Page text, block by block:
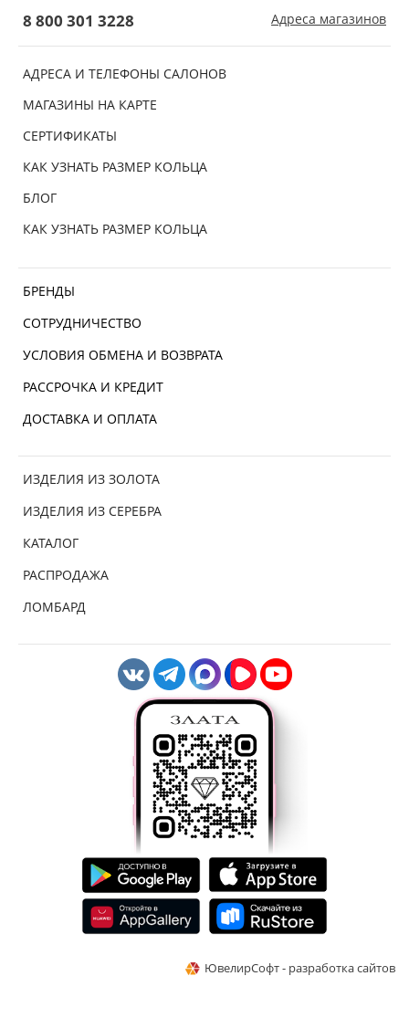
АДРЕСА И ТЕЛЕФОНЫ САЛОНОВ
МАГАЗИНЫ НА КАРТЕ
СЕРТИФИКАТЫ
КАК УЗНАТЬ РАЗМЕР КОЛЬЦА
БЛОГ
КАК УЗНАТЬ РАЗМЕР КОЛЬЦА
БРЕНДЫ
СОТРУДНИЧЕСТВО
УСЛОВИЯ ОБМЕНА И ВОЗВРАТА
РАССРОЧКА И КРЕДИТ
ДОСТАВКА И ОПЛАТА
ИЗДЕЛИЯ ИЗ ЗОЛОТА
ИЗДЕЛИЯ ИЗ СЕРЕБРА
КАТАЛОГ
РАСПРОДАЖА
ЛОМБАРД
8 800 301 3228 Адреса магазинов
ЮвелирСофт - разработка сайтов